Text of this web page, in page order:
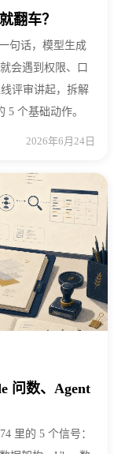
翻车？
句话，模型生成
会遇到权限、口
评审讲起，拆解
5 个基础动作。
2026年6月24日
问数、Agent
里的 5 个信号：